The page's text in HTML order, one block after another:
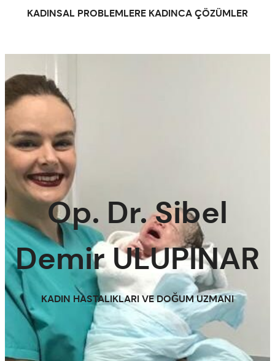
KADINSAL PROBLEMLERE KADINCA ÇÖZÜMLER
Op. Dr. Sibel
Demir ULUPINAR
KADIN HASTALIKLARI VE DOĞUM UZMANI